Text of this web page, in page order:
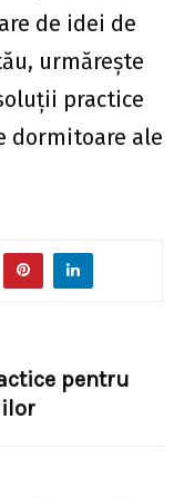
de idei de
urmăreşte
practice
dormitoare ale
pentru